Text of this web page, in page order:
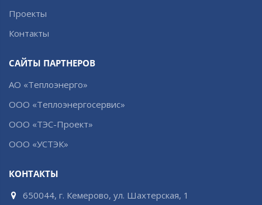
Проекты
Контакты
САЙТЫ ПАРТНЕРОВ
АО «Теплоэнерго»
ООО «Теплоэнергосервис»
ООО «ТЭС-Проект»
ООО «УСТЭК»
КОНТАКТЫ
650044, г. Кемерово, ул. Шахтерская, 1